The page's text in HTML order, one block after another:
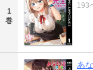
1
巻
193
あ